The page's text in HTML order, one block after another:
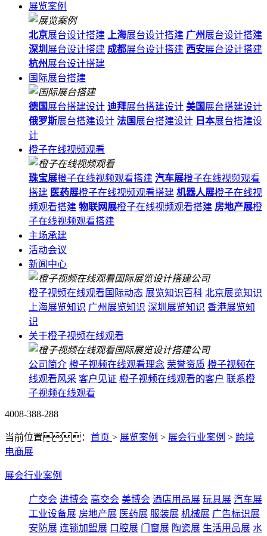
展览案例
北京展台设计搭建 上海展台设计搭建 广州展台设计搭建
深圳 展台设计搭建 成都展台设计搭建 西安展台设计搭建
杭州展台设计搭建
国际展台搭建
德国 展台搭建设计 迪拜展台搭建设计 美国 展台搭建设计
俄罗斯展台搭建设计 法国 展台搭建设计 日本展台搭建设
计
橙子在线视频观看
珠宝展橙子在线视频观看搭建 汽车展橙子在线视频观看
搭建 医药展橙子在线视频观看搭建 机器人展橙子在线视
频观看搭建 物联网展橙子在线视频观看搭建 房地产展橙
子在线视频观看搭建
主场承建
活动会议
新闻中心
橙子视频在线观看国际动态 展览知识百科 北京展览知识
上海展览知识 广州展览知识 深圳展览知识 香港展览知
识
关于橙子视频在线观看
公司简介 橙子视频在线观看理念 荣誉资质 橙子视频在
线观看风采 客户见证 橙子视频在线观看的客户 联系橙
子视频在线观看
4008-388-288
当前位置： 首页 > 展览案例 > 展会行业案例 > 跨境
电商展
展会行业案例
广交会 进博会 高交会 美博会 酒店用品展 玩具展 汽车展
工业设备展 房地产展 医药展 服装展 机械展 广告标识展
安防展 连锁加盟展 口腔展 门窗展 陶瓷展 生活用品展 水